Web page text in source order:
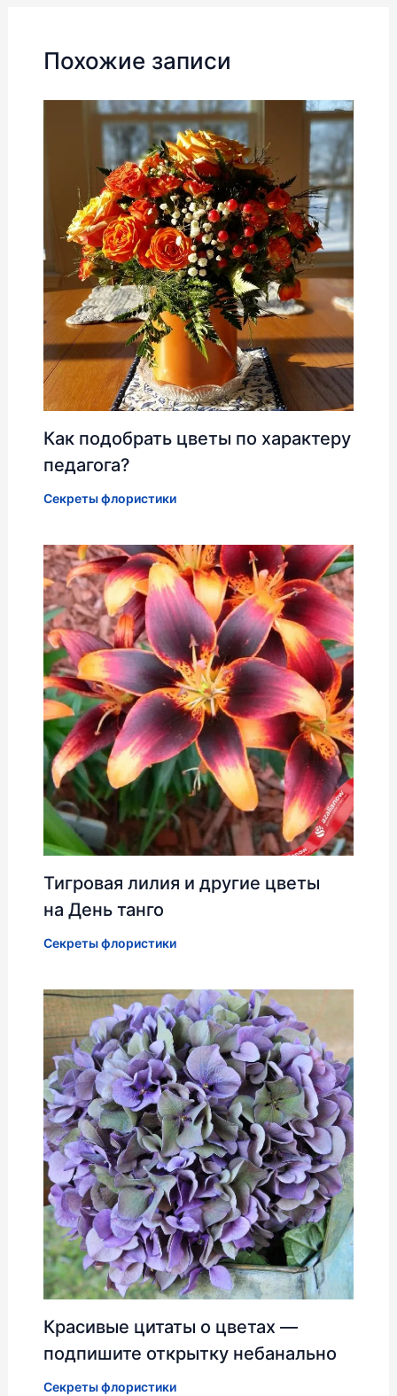
Похожие записи
Как подобрать цветы по характеру
педагога?
Секреты флористики
Тигровая лилия и другие цветы
на День танго
Секреты флористики
Красивые цитаты о цветах —
подпишите открытку небанально
Секреты флористики